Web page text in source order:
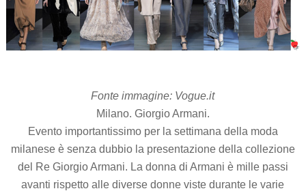
Fonte immagine: Vogue.it
Milano. Giorgio Armani.
Evento importantissimo per la settimana della moda
milanese è senza dubbio la presentazione della collezione
del Re Giorgio Armani. La donna di Armani è mille passi
avanti rispetto alle diverse donne viste durante le varie